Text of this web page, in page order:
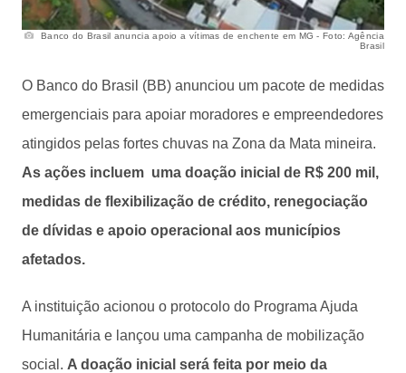
Banco do Brasil anuncia apoio a vítimas de enchente em MG - Foto: Agência
Brasil
O Banco do Brasil (BB) anunciou um pacote de medidas
emergenciais para apoiar moradores e empreendedores
atingidos pelas fortes chuvas na Zona da Mata mineira.
As ações incluem uma doação inicial de R$ 200 mil,
medidas de flexibilização de crédito, renegociação
de dívidas e apoio operacional aos municípios
afetados.
A instituição acionou o protocolo do Programa Ajuda
Humanitária e lançou uma campanha de mobilização
social. A doação inicial será feita por meio da